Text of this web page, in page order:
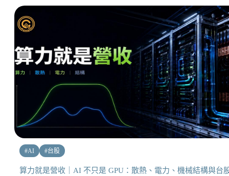
#AI #台股
算力就是營收｜AI 不只是 GPU：散熱、電力、機械結構與台